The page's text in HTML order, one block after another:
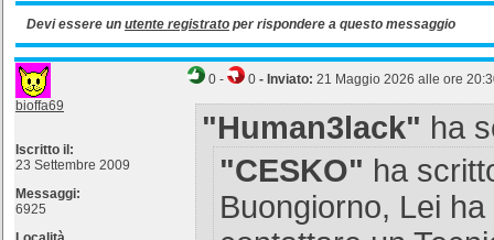
Devi essere un utente registrato per rispondere a questo messaggio
bioffa69
Iscritto il:
23 Settembre 2009
Messaggi:
6925
0 - 0 - Inviato: 21 Maggio 2026 alle ore
"Human3lack" ha
"CESKO" ha
Buongiorno, Lei